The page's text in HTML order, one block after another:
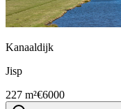
Kanaaldijk
Jisp
227 m²€6000